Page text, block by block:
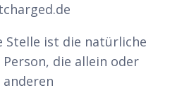
Stelle ist die natürliche
die allein oder